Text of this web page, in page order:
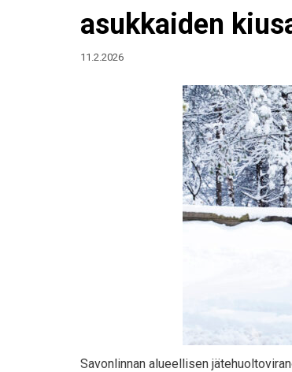
asukkaiden
11.2.2026
Savonlinnan alueellisen